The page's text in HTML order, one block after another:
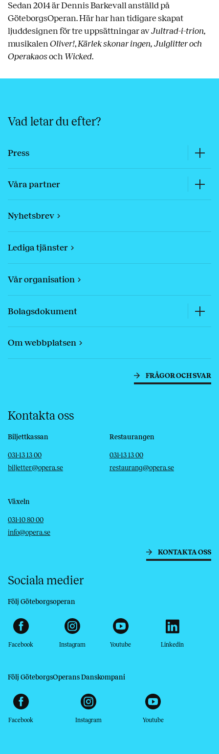
Sedan 2014 är Dennis Barkevall anställd på
GöteborgsOperan. Här har han tidigare skapat
ljuddesignen för tre uppsättningar avJultrad-i-trion,
musikalenOliver!,Kärlek skonar ingen, Julglitter och
Operakaosoch Wicked.
Vad letar du efter?
Press
Våra partner
Nyhetsbrev
Lediga tjänster
Vår organisation
Bolagsdokument
Om webbplatsen
FRÅGOR OCH SVAR
Kontakta oss
Biljettkassan
Telefon
031-13 13 00
E-post
biljetter@opera.se
Restaurangen
Telefon
031-13 13 00
E-post
restaurang@opera.se
Växeln
Telefon
031-10 80 00
E-post
info@opera.se
KONTAKTA OSS
Sociala medier
Följ Göteborgsoperan
Facebook Instagram Youtube Linkedin
Följ GöteborgsOperans Danskompani
Facebook Instagram Youtube